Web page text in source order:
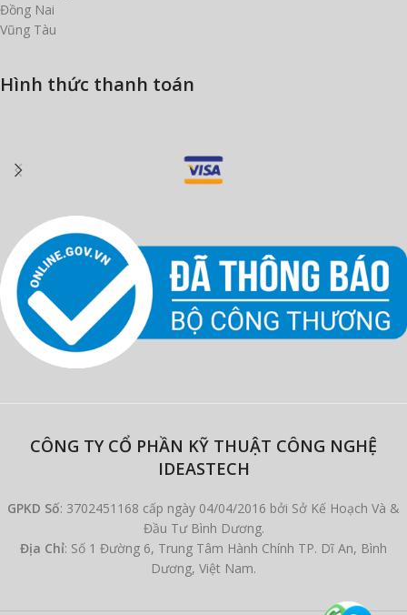
Đồng Nai
Vũng Tàu
Hình thức thanh toán
CÔNG TY CỔ PHẦN KỸ THUẬT CÔNG NGHỆ
IDEASTECH
GPKD Số: 3702451168 cấp ngày 04/04/2016 bởi Sở Kế Hoạch Và &
Đầu Tư Bình Dương.
Địa Chỉ: Số 1 Đường 6, Trung Tâm Hành Chính TP. Dĩ An, Bình
Dương, Việt Nam.